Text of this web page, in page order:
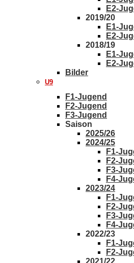
E2-
2019/20
E1-
E2-
2018/19
E1-
E2-
Bilder
U9
F1-Jugend
F2-Jugend
F3-Jugend
Saison
2025/26
2024/25
F1-
F2-
F3-
F4-
2023/24
F1-
F2-
F3-
F4-
2022/23
F1-
F2-
2021/22